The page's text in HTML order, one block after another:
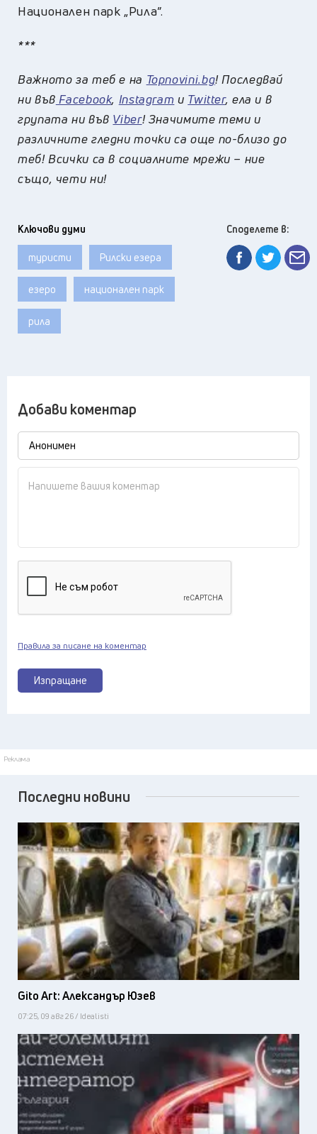
Национален парк „Рила”.
***
Важното за теб е на Topnovini.bg! Последвай
ни във Facebook, Instagram и Twitter, ела и в
групата ни във Viber! Значимите теми и
различните гледни точки са още по-близо до
теб! Всички са в социалните мрежи – ние
също, чети ни!
Ключови думи
туристи Рилски езера
езеро национален парк
рила
Споделете в:
Добави коментар
Изпращане
Правила за писане на коментар
Реклама
Последни новини
Gito Art: Александър Юзев
07:25, 09 авг 26 / Idealisti